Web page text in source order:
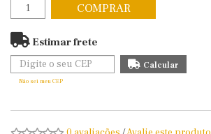
COMPRAR
Estimar frete
Não sei meu CEP